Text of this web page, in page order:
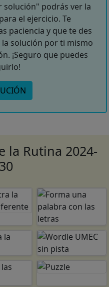
solución" podrás ver la
el ejercicio. Te
paciencia y que te des
solución por ti mismo
¡Seguro que puedes
la Rutina 2024-